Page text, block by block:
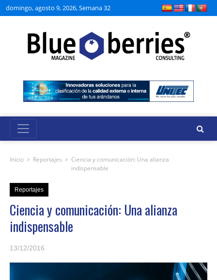
domingo, agosto 9, 2026, Semana 32
Inicio > Reportajes > Ciencia y comunicación: Una alianza
indispensable
Reportajes
Ciencia y comunicación: Una alianza
indispensable
13/12/2016